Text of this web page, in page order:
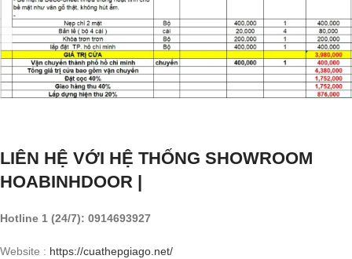
LIÊN HỆ VỚI HỆ THỐNG SHOWROOM
HOABINHDOOR |
Hotline 1 (24/7): 0914693927
Website : https://cuathepgiago.net/